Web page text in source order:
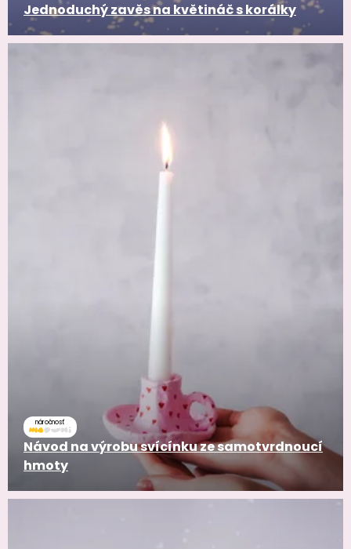
Jednoduchý zavěs na květináč s korálky
náročnosť
Návod na výrobu svícínku ze samotvrdnoucí
hmoty